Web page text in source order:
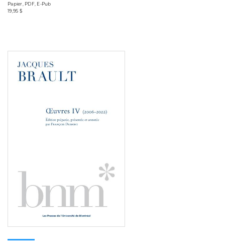
Papier, PDF, E-Pub
19,95 $